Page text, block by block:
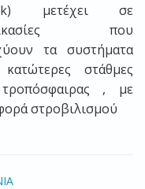
μετέχει σε
που
τα συστήματα
κατώτερες στάθμες
, με
στροβιλισμού